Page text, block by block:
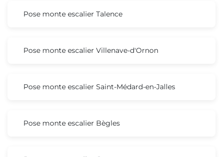
Pose monte escalier Talence
Pose monte escalier Villenave-d'Ornon
Pose monte escalier Saint-Médard-en-Jalles
Pose monte escalier Bègles